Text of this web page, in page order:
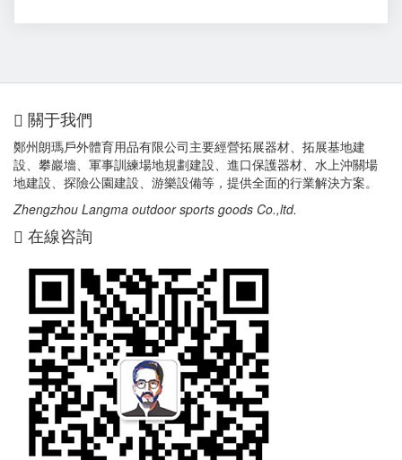
關于我們
鄭州朗瑪戶外體育用品有限公司主要經營拓展器材、拓展基地建
設、攀巖墻、軍事訓練場地規劃建設、進口保護器材、水上沖關場
地建設、探險公園建設、游樂設備等，提供全面的行業解決方案。
Zhengzhou Langma outdoor sports goods Co.,ltd.
在線咨詢